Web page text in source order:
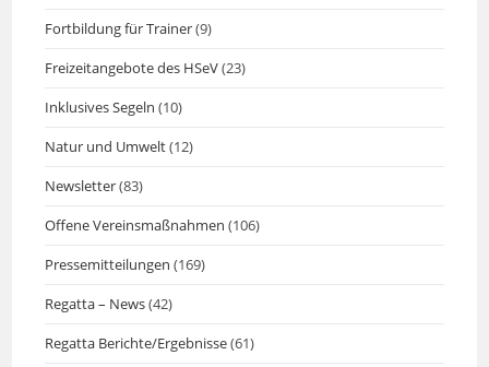
Fortbildung für Trainer(9)
Freizeitangebote des HSeV(23)
Inklusives Segeln (10)
Natur und Umwelt(12)
Newsletter(83)
Offene Vereinsmaßnahmen (106)
Pressemitteilungen (169)
Regatta – News(42)
Regatta Berichte/Ergebnisse(61)